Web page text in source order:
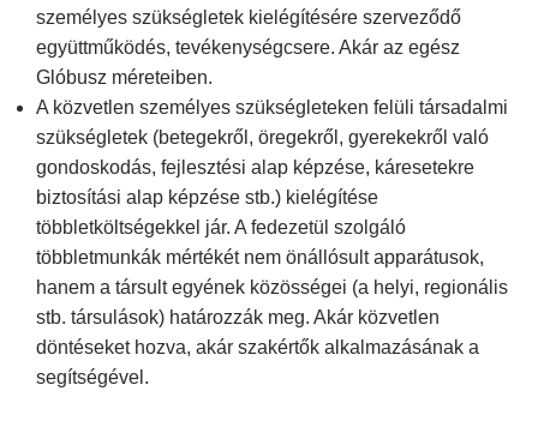
személyes szükségletek kielégítésére szerveződő
együttműködés, tevékenységcsere. Akár az egész
Glóbusz méreteiben.
A közvetlen személyes szükségleteken felüli társadalmi
szükségletek (betegekről, öregekről, gyerekekről való
gondoskodás, fejlesztési alap képzése, káresetekre
biztosítási alap képzése stb.) kielégítése
többletköltségekkel jár. A fedezetül szolgáló
többletmunkák mértékét nem önállósult apparátusok,
hanem a társult egyének közösségei (a helyi, regionális
stb. társulások) határozzák meg. Akár közvetlen
döntéseket hozva, akár szakértők alkalmazásának a
segítségével.